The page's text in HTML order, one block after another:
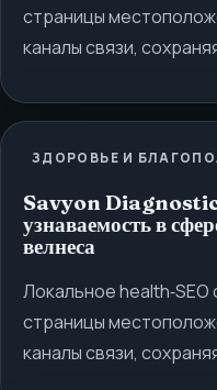
страницы
каналы связи,
ЗДОРОВЬЕ И
Savyon
узнаваемость в
велнеса
Локальное
страницы
каналы связи,